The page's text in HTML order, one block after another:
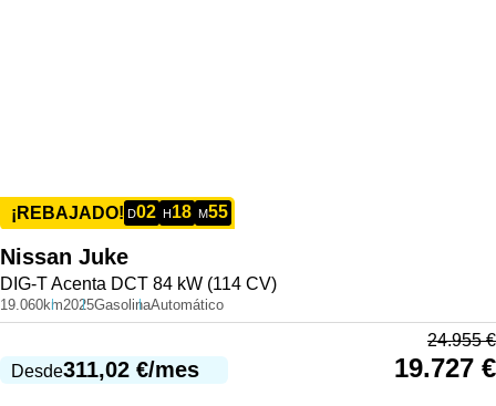
¡REBAJADO! D02 H18 M55
Nissan Juke
DIG-T Acenta DCT 84 kW (114 CV)
19.060km2025GasolinaAutomático
Desde311,02 €/mes
24.955€
19.727 €